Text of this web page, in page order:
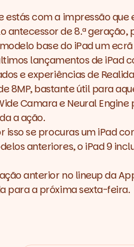
estás com a impressão
antecessor de 8.ª
base do iPad um
lançamentos de
e experiências de
8MP, bastante útil para
Camara e Neural
a ação.
isso se procuras um iPad
anteriores, o iPad 9
anterior nolineupda
para a próxima sexta-feira.